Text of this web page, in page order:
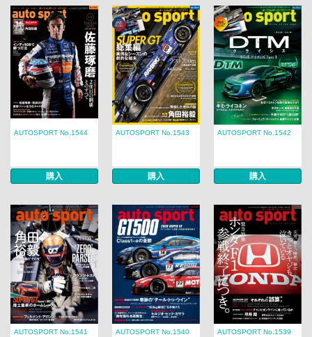
AUTOSPORT No.1544
購入
AUTOSPORT No.1543
購入
AUTOSPORT No.1542
購入
AUTOSPORT No.1541 AUTOSPORT No.1540 AUTOSPORT No.1539